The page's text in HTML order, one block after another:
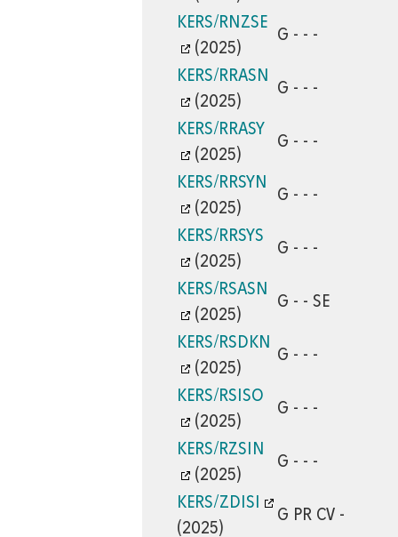
KERS/RNZSE
(2025)
G - - -
KERS/RRASN
(2025)
G - - -
KERS/RRASY
(2025)
G - - -
KERS/RRSYN
(2025)
G - - -
KERS/RRSYS
(2025)
G - - -
KERS/RSASN
(2025)
G - - SE
KERS/RSDKN
(2025)
G - - -
KERS/RSISO
(2025)
G - - -
KERS/RZSIN
(2025)
G - - -
KERS/ZDISI
(2025)
G PR CV -